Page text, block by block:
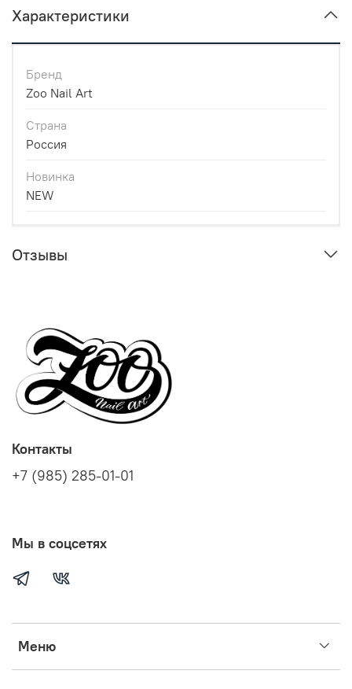
Характеристики
Бренд
Zoo Nail Art
Страна
Россия
Новинка
NEW
Отзывы
Меню
Контакты
+7 (985) 285-01-01
Мы в соцсетях